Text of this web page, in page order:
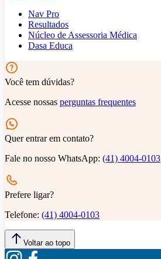
Nav Pro
Resultados
Núcleo de Assessoria Médica
Dasa Educa
Você tem dúvidas?
Acesse nossas perguntas frequentes
Quer entrar em contato?
Fale no nosso WhatsApp: (41) 4004-0103
Prefere ligar?
Telefone: (41) 4004-0103
Voltar ao topo